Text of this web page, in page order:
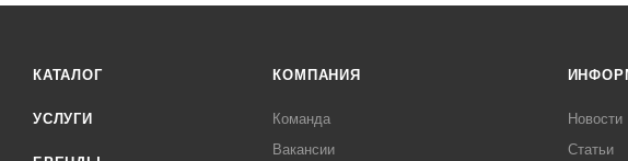
КАТАЛОГ
УСЛУГИ
КОМПАНИЯ
Команда
Вакансии
Новости
Статьи